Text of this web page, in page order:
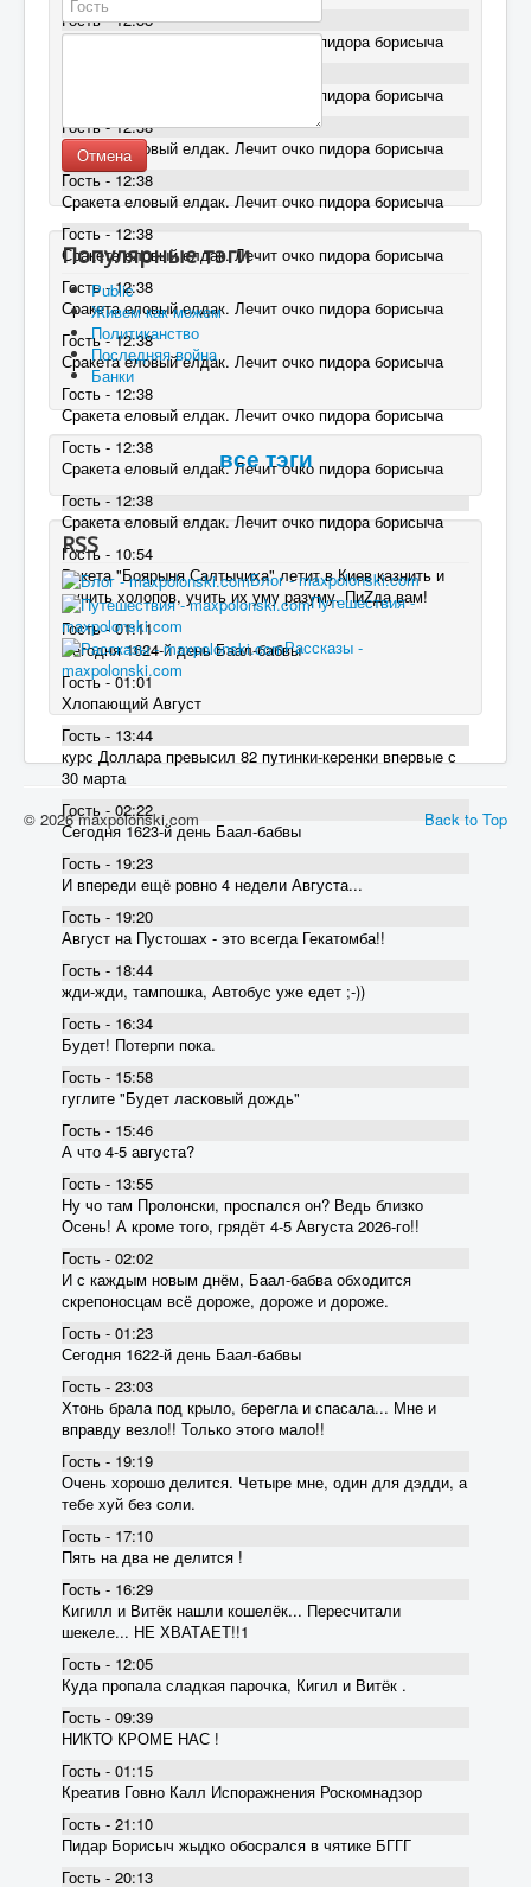
Гость - 12:38
Сракета еловый елдак. Лечит очко пидора борисыча
Сракета еловый елдак. Лечит очко пидора борисыча
Гость - 12:38
Сракета еловый елдак. Лечит очко пидора борисыча
Гость - 12:38
Сракета еловый елдак. Лечит очко пидора борисыча
Гость - 12:38
Сракета еловый елдак. Лечит очко пидора борисыча
Гость - 12:38
Сракета еловый елдак. Лечит очко пидора борисыча
Гость - 12:38
Сракета еловый елдак. Лечит очко пидора борисыча
Гость - 12:38
Сракета еловый елдак. Лечит очко пидора борисыча
Гость - 12:38
Сракета еловый елдак. Лечит очко пидора борисыча
Гость - 12:38
Сракета еловый елдак. Лечит очко пидора борисыча
Гость - 10:54
Ракета "Боярыня Салтычиха" летит в Киев казнить и
мучить холопов, учить их уму разуму. ПиZда вам!
Гость - 01:11
Сегодня 1624-й день Баал-бабвы
Гость - 01:01
Хлопающий Август
Гость - 13:44
курс Доллара превысил 82 пyтинки-керенки впервые с
30 марта
Гость - 02:22
Сегодня 1623-й день Баал-бабвы
Гость - 19:23
И впереди ещё ровно 4 недели Августа...
Гость - 19:20
Август на Пустошах - это всегда Гекатомба!!
Гость - 18:44
жди-жди, тампошка, Автобус уже едет ;-))
Гость - 16:34
Будет! Потерпи пока.
Гость - 15:58
гуглите "Будет ласковый дождь"
Гость - 15:46
А что 4-5 августа?
Гость - 13:55
Ну чо там Пролонски, проспался он? Ведь близко
Осень! А кроме того, грядёт 4-5 Августа 2026-го!!
Гость - 02:02
И с каждым новым днём, Баал-бабва обходится
скрепоносцам всё дороже, дороже и дороже.
Гость - 01:23
Сегодня 1622-й день Баал-бабвы
Гость - 23:03
Хтонь брала под крыло, берегла и спасала... Мне и
вправду везло!! Только этого мало!!
Гость - 19:19
Очень хорошо делится. Четыре мне, один для дэдди, а
тебе хуй без соли.
Гость - 17:10
Пять на два не делится !
Гость - 16:29
Кигилл и Витёк нашли кошелёк... Пересчитали
шекеле... НЕ ХВАТАЕТ!!1
Гость - 12:05
Куда пропала сладкая парочка, Кигил и Витёк .
Гость - 09:39
НИКТО КРОМЕ НАС !
Гость - 01:15
Креатив Говно Калл Испоражнения Роскомнадзор
Гость - 21:10
Пидар Борисыч жыдко обосрался в чятике БГГГ
Гость - 20:13
Отмена
Популярные тэги
Public
Живем как можем
Политиканство
Последняя война
Банки
все тэги
RSS
Блог - maxpolonski.com
Путешествия -
maxpolonski.com
Рассказы -
maxpolonski.com
Back to Top
© 2026 maxpolonski.com